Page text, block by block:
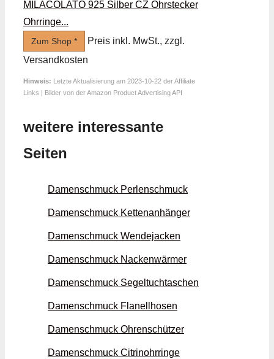
MILACOLATO 925 Silber CZ Ohrstecker
Ohrringe...
Zum Shop *
Preis inkl. MwSt., zzgl.
Versandkosten
Hinweis: Letzte Aktualisierung am 2023-10-22 der Affiliate
Links | Bilder von der Amazon Product Advertising API
weitere interessante
Seiten
Damenschmuck Perlen­schmuck
Damenschmuck Ketten­anhänger
Damenschmuck Wende­jacken
Damenschmuck Nacken­wärmer
Damenschmuck Segeltuch­taschen
Damenschmuck Flanell­hosen
Damenschmuck Ohren­schützer
Damenschmuck Citrin­ohrringe